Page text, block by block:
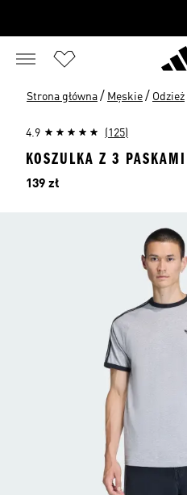
Strona główna / Męskie / Odzież
4.9 (125)
KOSZULKA Z 3 PASKAMI
Cena
139 zł